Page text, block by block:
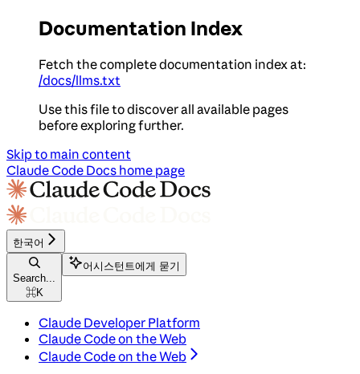
Documentation Index
Fetch the complete documentation index at:
/docs/llms.txt
Use this file to discover all available pages
before exploring further.
Skip to main content
Claude Code Docs home page
한국어
Search...
⌘K
어시스턴트에게 묻기
Claude Developer Platform
Claude Code on the Web
Claude Code on the Web